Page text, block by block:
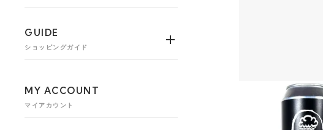
GUIDE
ショッピングガイド
MY ACCOUNT
マイアカウント